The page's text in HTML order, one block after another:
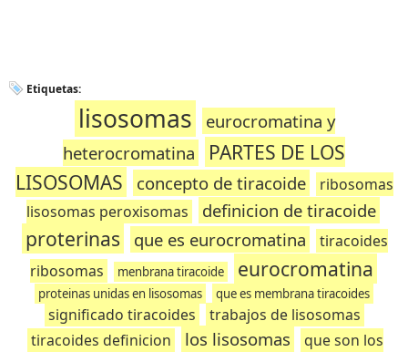
Etiquetas:
lisosomas
eurocromatina y
heterocromatina
PARTES DE LOS
LISOSOMAS
concepto de tiracoide
ribosomas
lisosomas peroxisomas
definicion de tiracoide
proterinas que es eurocromatina
tiracoides
ribosomas
menbrana tiracoide eurocromatina
proteinas unidas en lisosomas que es membrana tiracoides
significado tiracoides
trabajos de lisosomas
tiracoides definicion
los lisosomas
que son los